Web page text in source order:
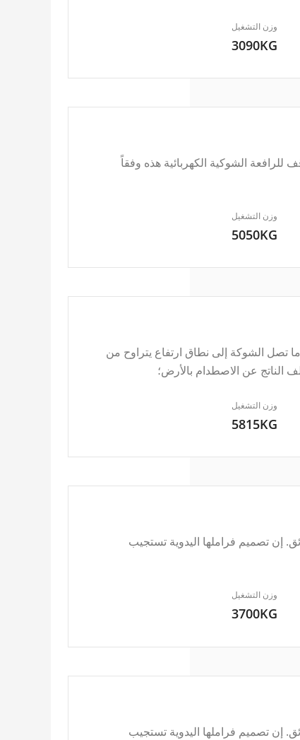
وزن التشغيل
3090KG
الشوكية الكهربائية هذه وفقاً
وزن التشغيل
5050KG
تصل الشوكة إلى نطاق ارتفاع يتراوح من
وزن التشغيل
5815KG
تصميم فراملها اليدوية تستجيب
وزن التشغيل
3700KG
تصميم فراملها اليدوية تستجيب